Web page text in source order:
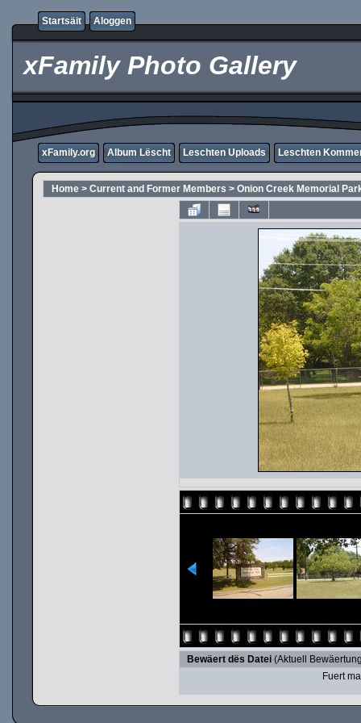
Startsäit Aloggen
xFamily Photo Gallery
xFamily.org Album Lëscht Leschten Uploads Leschten
Home > Current and Former Members > Onion Creek Memorial
Bewäert dës Datei(Aktuell
Fuert